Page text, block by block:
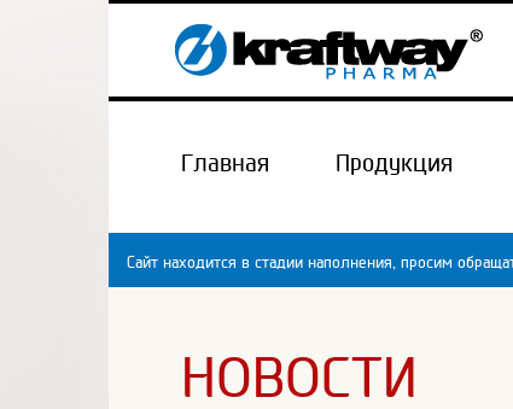
Главная Продукция
Сайт находится в стадии наполнения, просим
НОВОСТИ